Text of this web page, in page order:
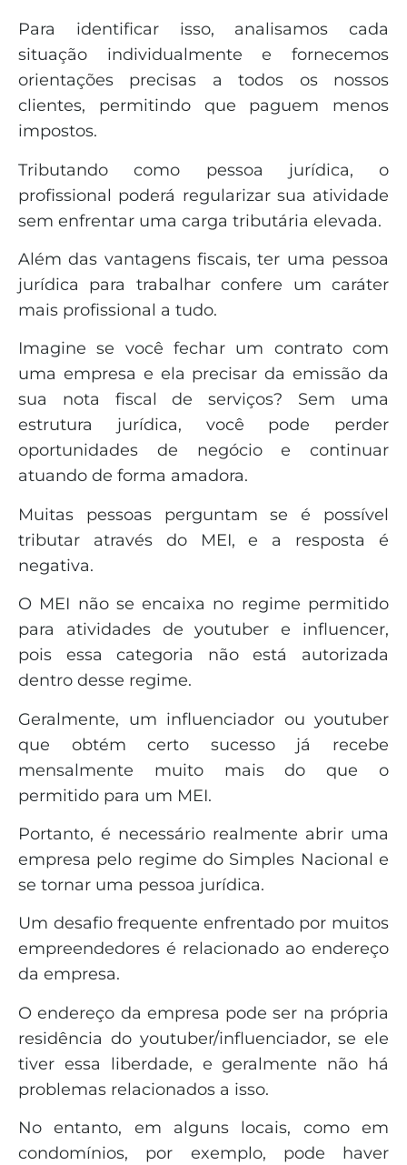
Para identificar isso, analisamos cada
situação individualmente e fornecemos
orientações precisas a todos os nossos
clientes, permitindo que paguem menos
impostos.
Tributando como pessoa jurídica, o
profissional poderá regularizar sua atividade
sem enfrentar uma carga tributária elevada.
Além das vantagens fiscais, ter uma pessoa
jurídica para trabalhar confere um caráter
mais profissional a tudo.
Imagine se você fechar um contrato com
uma empresa e ela precisar da emissão da
sua nota fiscal de serviços? Sem uma
estrutura jurídica, você pode perder
oportunidades de negócio e continuar
atuando de forma amadora.
Muitas pessoas perguntam se é possível
tributar através do MEI, e a resposta é
negativa.
O MEI não se encaixa no regime permitido
para atividades de youtuber e influencer,
pois essa categoria não está autorizada
dentro desse regime.
Geralmente, um influenciador ou youtuber
que obtém certo sucesso já recebe
mensalmente muito mais do que o
permitido para um MEI.
Portanto, é necessário realmente abrir uma
empresa pelo regime do Simples Nacional e
se tornar uma pessoa jurídica.
Um desafio frequente enfrentado por muitos
empreendedores é relacionado ao endereço
da empresa.
O endereço da empresa pode ser na própria
residência do youtuber/influenciador, se ele
tiver essa liberdade, e geralmente não há
problemas relacionados a isso.
No entanto, em alguns locais, como em
condomínios, por exemplo, pode haver